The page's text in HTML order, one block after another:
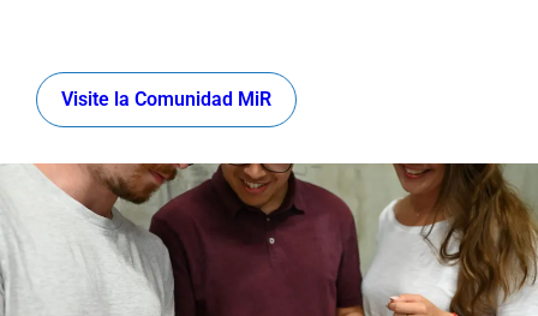
Visite la Comunidad MiR